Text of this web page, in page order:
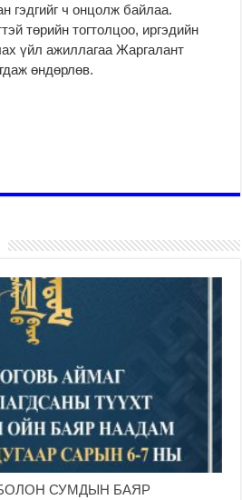
гэдгийг ч онцолж байлаа.
төрийн тогтолцоо, иргэдийн
үйл ажиллагаа Жаргалант
өндөрлөв.
СУМДЫН БАЯР